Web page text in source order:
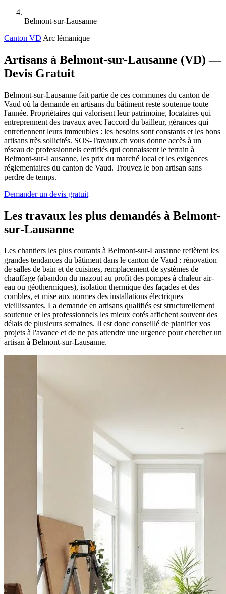
Belmont-sur-Lausanne
Canton VD Arc lémanique
Artisans à Belmont-sur-Lausanne (VD) —
Devis Gratuit
Belmont-sur-Lausanne fait partie de ces communes du canton de
Vaud où la demande en artisans du bâtiment reste soutenue toute
l'année. Propriétaires qui valorisent leur patrimoine, locataires qui
entreprennent des travaux avec l'accord du bailleur, gérances qui
entretiennent leurs immeubles : les besoins sont constants et les bons
artisans très sollicités. SOS-Travaux.ch vous donne accès à un
réseau de professionnels certifiés qui connaissent le terrain à
Belmont-sur-Lausanne, les prix du marché local et les exigences
réglementaires du canton de Vaud. Trouvez le bon artisan sans
perdre de temps.
Demander un devis gratuit
Les travaux les plus demandés à Belmont-
sur-Lausanne
Les chantiers les plus courants à Belmont-sur-Lausanne reflètent les
grandes tendances du bâtiment dans le canton de Vaud : rénovation
de salles de bain et de cuisines, remplacement de systèmes de
chauffage (abandon du mazout au profit des pompes à chaleur air-
eau ou géothermiques), isolation thermique des façades et des
combles, et mise aux normes des installations électriques
vieillissantes. La demande en artisans qualifiés est structurellement
soutenue et les professionnels les mieux cotés affichent souvent des
délais de plusieurs semaines. Il est donc conseillé de planifier vos
projets à l'avance et de ne pas attendre une urgence pour chercher un
artisan à Belmont-sur-Lausanne.